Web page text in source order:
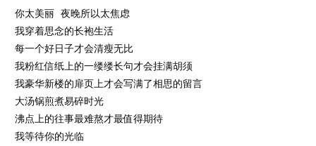
你太美丽 夜晚所以太焦虑
我穿着思念的长袍生活
每一个好日子才会清瘦无比
我粉红信纸上的一缕缕长句才会挂满胡须
我豪华新楼的扉页上才会写满了相思的留言
大汤锅煎煮易碎时光
沸点上的往事最难熬才最值得期待
我等待你的光临